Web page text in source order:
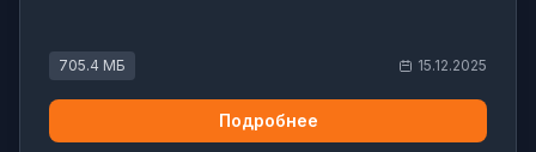
705.4 МБ 15.12.2025
Подробнее